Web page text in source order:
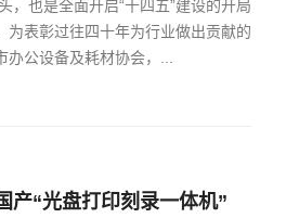
，也是全面开启“十四五”建设的开局
为表彰过往四十年为行业做出贡献的
公设备及耗材协会，...
产“光盘打印刻录一体机”